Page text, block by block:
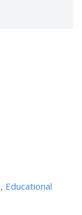
Educational